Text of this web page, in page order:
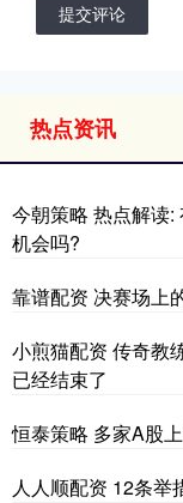
提交评论
热点资讯
今朝策略 热点解读
机会吗?
靠谱配资 决赛场上
小煎猫配资 传奇教
已经结束了
恒泰策略 多家A股
人人顺配资 12条举